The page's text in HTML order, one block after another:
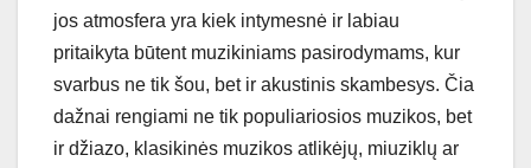
jos atmosfera yra kiek intymesnė ir labiau
pritaikyta būtent muzikiniams pasirodymams, kur
svarbus ne tik šou, bet ir akustinis skambesys. Čia
dažnai rengiami ne tik populiariosios muzikos, bet
ir džiazo, klasikinės muzikos atlikėjų, miuziklų ar